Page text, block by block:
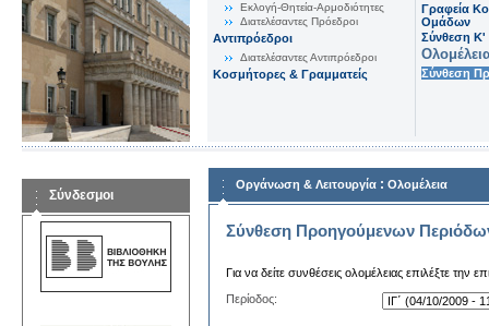
Εκλογή-Θητεία-Αρμοδιότητες
Διατελέσαντες Πρόεδροι
Αντιπρόεδροι
Διατελέσαντες Αντιπρόεδροι
Κοσμήτορες & Γραμματείς
Γραφεία
Ομάδων
Σύνθεση K'
Σύνθεση
Σύνδεσμοι
Οργάνωση & Λειτουργία : Ολομέλεια
Σύνθεση Προηγούμενων
Για να δείτε συνθέσεις ολομέλειας επιλέξτε την
Περίοδος: